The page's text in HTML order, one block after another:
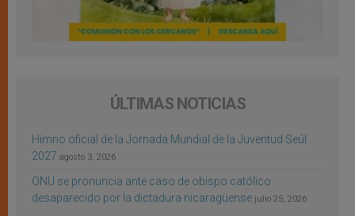
ÚLTIMAS NOTICIAS
Himno oficial de la Jornada Mundial de la Juventud Seúl
2027 agosto 3, 2026
ONU se pronuncia ante caso de obispo católico
desaparecido por la dictadura nicaragüense julio 25, 2026